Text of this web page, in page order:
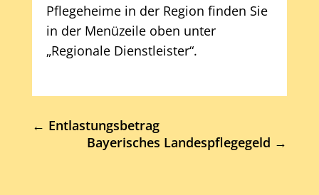
Pflegeheime in der Region finden Sie
in der Menüzeile oben unter
„Regionale Dienstleister“.
← Entlastungsbetrag
Bayerisches Landespflegegeld →